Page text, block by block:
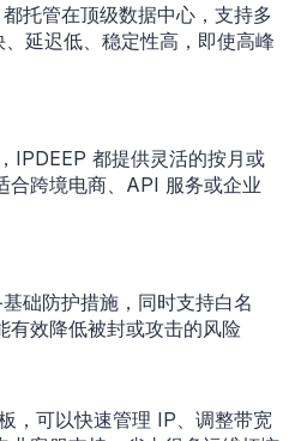
托管在顶级数据中心，支持多
延迟低、稳定性高，即使高峰
IPDEEP 都提供灵活的按月或
合跨境电商、API 服务或企业
础防护措施，同时支持白名
有效降低被封或攻击的风险
，可以快速管理 IP、调整带宽